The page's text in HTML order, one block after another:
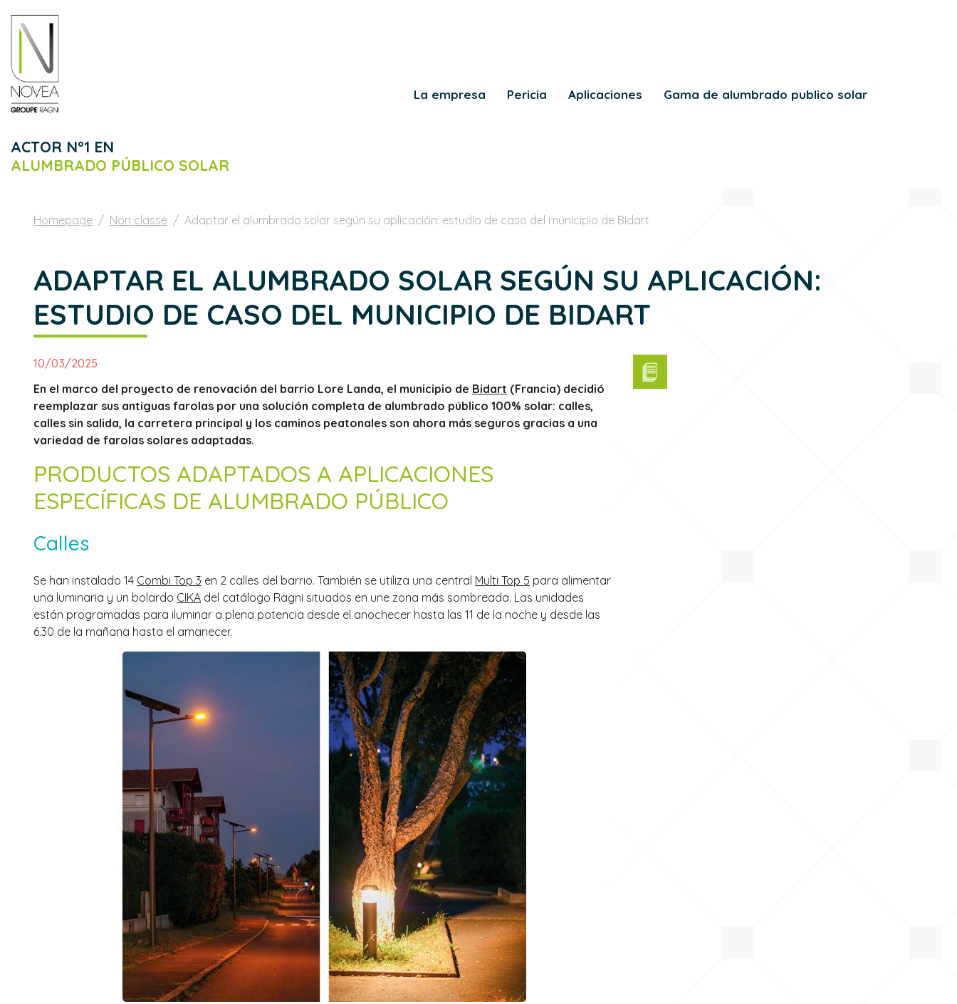
ACTOR N°1 EN
ALUMBRADO PÚBLICO SOLAR
La empresa Pericia Aplicaciones Gama de alumbrado publico solar
Homepage Non classé Adaptar el alumbrado solar según su aplicación: estudio de caso del municipio de Bidart
ADAPTAR EL ALUMBRADO SOLAR SEGÚN SU APLICACIÓN:
ESTUDIO DE CASO DEL MUNICIPIO DE BIDART
10/03/2025
En el marco del proyecto de renovación del barrio Lore Landa, el municipio de Bidart (Francia) decidió
reemplazar sus antiguas farolas por una solución completa de alumbrado público 100% solar: calles,
calles sin salida, la carretera principal y los caminos peatonales son ahora más seguros gracias a una
variedad de farolas solares adaptadas.
PRODUCTOS ADAPTADOS A APLICACIONES
ESPECÍFICAS DE ALUMBRADO PÚBLICO
Calles
Se han instalado 14 Combi Top 3 en 2 calles del barrio. También se utiliza una central Multi Top 5 para alimentar
una luminaria y un bolardo CIKA del catálogo Ragni situados en une zona más sombreada. Las unidades
están programadas para iluminar a plena potencia desde el anochecer hasta las 11 de la noche y desde las
6.30 de la mañana hasta el amanecer.